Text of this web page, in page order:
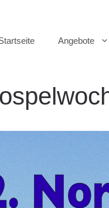
Angebote